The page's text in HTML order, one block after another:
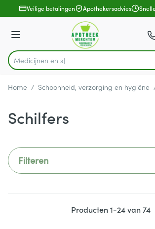
Ga naar de inhoud
1 van 1Veilige betalingen Apothekersadvies
Menu
Product, merk, categorie...
Home / Schoonheid, verzorging en hygiëne
Schilfers
Filteren
Producten1-24van74